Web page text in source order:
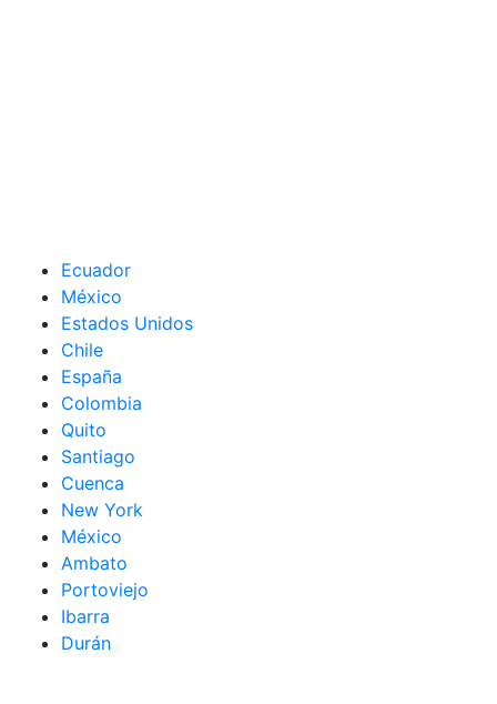
Ecuador
México
Estados Unidos
Chile
España
Colombia
Quito
Santiago
Cuenca
New York
México
Ambato
Portoviejo
Ibarra
Durán